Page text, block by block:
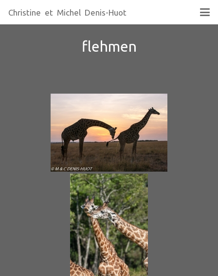
Christine et Michel Denis-Huot
flehmen